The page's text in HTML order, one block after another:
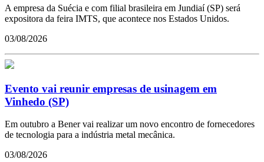
A empresa da Suécia e com filial brasileira em Jundiaí (SP) será
expositora da feira IMTS, que acontece nos Estados Unidos.
03/08/2026
Evento vai reunir empresas de usinagem em
Vinhedo (SP)
Em outubro a Bener vai realizar um novo encontro de fornecedores
de tecnologia para a indústria metal mecânica.
03/08/2026